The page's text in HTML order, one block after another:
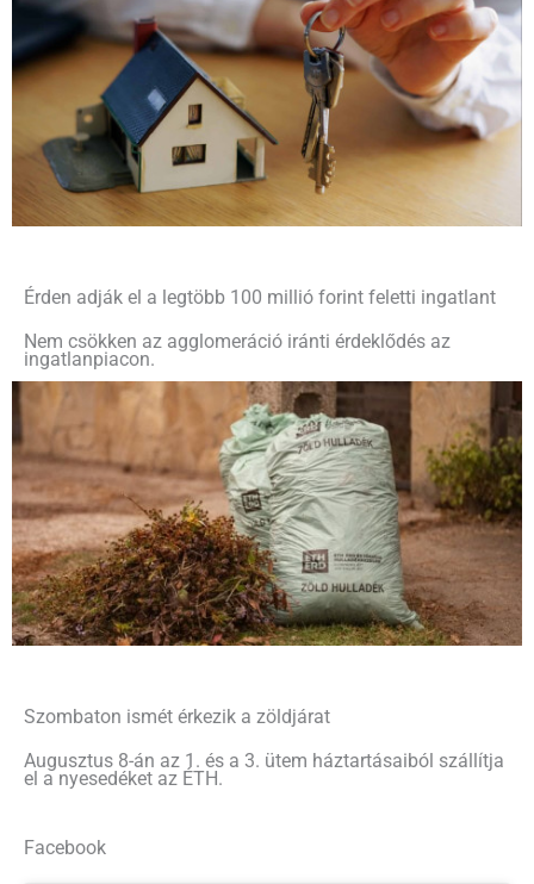
Érden adják el a legtöbb 100 millió forint feletti ingatlant
Nem csökken az agglomeráció iránti érdeklődés az
ingatlanpiacon.
Szombaton ismét érkezik a zöldjárat
Augusztus 8-án az 1. és a 3. ütem háztartásaiból szállítja
el a nyesedéket az ÉTH.
Facebook